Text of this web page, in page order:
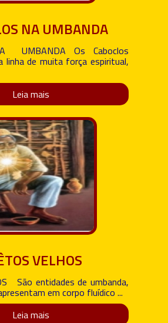
NA UMBANDA
UMBANDA Os Caboclos
linha de muita força espiritual,
Leia mais
VELHOS
São entidades de umbanda,
em corpo fluídico ...
Leia mais